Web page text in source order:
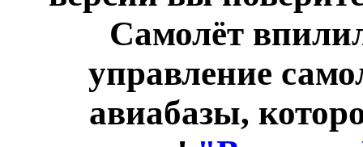
Самолёт
управление
авиабазы,